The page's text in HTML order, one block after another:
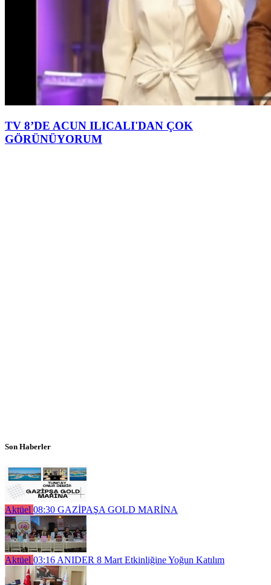
TV 8’DE ACUN ILICALI'DAN ÇOK
GÖRÜNÜYORUM
Son Haberler
Aktüel 08:30 GAZİPAŞA GOLD MARİNA
Aktüel 03:16 ANIDER 8 Mart Etkinliğine Yoğun Katılım